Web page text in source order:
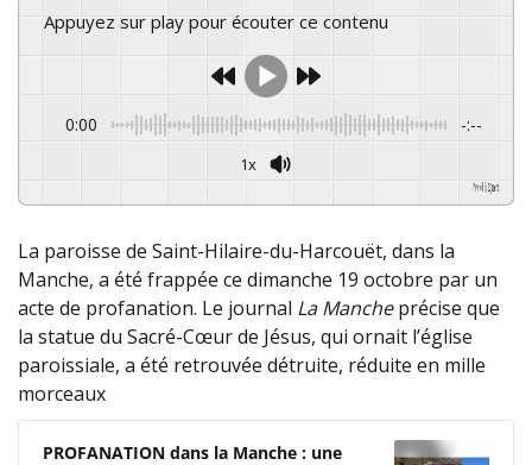
Appuyez sur play pour écouter ce contenu
0:00 -:--
1x
GSpeech
La paroisse de Saint-Hilaire-du-Harcouët, dans la
Manche, a été frappée ce dimanche 19 octobre par un
acte de profanation. Le journal La Mancheprécise que
la statue du Sacré-Cœur de Jésus, qui ornait l’église
paroissiale, a été retrouvée détruite, réduite en mille
morceaux
PROFANATION dans la Manche : une